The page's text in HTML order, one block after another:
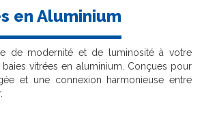
en Aluminium
de modernité et de luminosité à votre
vitrées en aluminium. Conçues pour
et une connexion harmonieuse entre